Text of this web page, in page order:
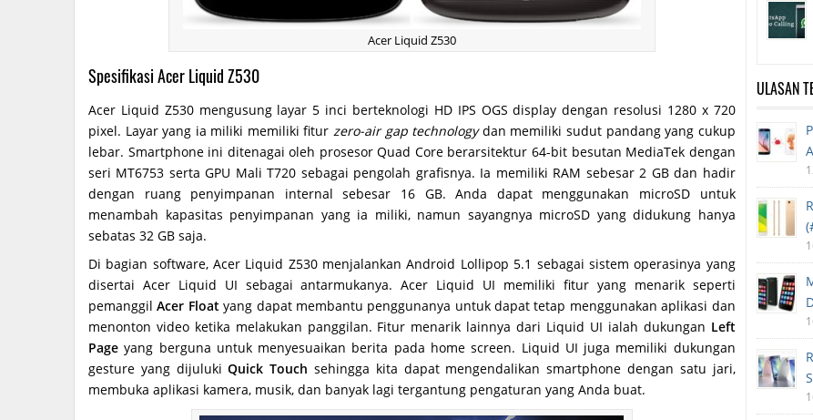
Acer Liquid Z530
Spesifikasi Acer Liquid Z530
Acer Liquid Z530 mengusung layar 5 inci berteknologi HD IPS OGS display dengan resolusi 1280 x 720
pixel. Layar yang ia miliki memiliki fiturzero-air gap technologydan memiliki sudut pandang yang cukup
lebar. Smartphone ini ditenagai oleh prosesor Quad Core berarsitektur 64-bit besutan MediaTek dengan
seri MT6753 serta GPU Mali T720 sebagai pengolah grafisnya. Ia memiliki RAM sebesar 2 GB dan hadir
dengan ruang penyimpanan internal sebesar 16 GB. Anda dapat menggunakan microSD untuk
menambah kapasitas penyimpanan yang ia miliki, namun sayangnya microSD yang didukung hanya
sebatas 32 GB saja.
Di bagian software, Acer Liquid Z530 menjalankan Android Lollipop 5.1 sebagai sistem operasinya yang
disertai Acer Liquid UI sebagai antarmukanya. Acer Liquid UI memiliki fitur yang menarik seperti
pemanggilAcer Floatyang dapat membantu penggunanya untuk dapat tetap menggunakan aplikasi dan
menonton video ketika melakukan panggilan. Fitur menarik lainnya dari Liquid UI ialah dukungan Left
Page yang berguna untuk menyesuaikan berita pada home screen. Liquid UI juga memiliki dukungan
gesture yang dijulukiQuick Touch sehingga kita dapat mengendalikan smartphone dengan satu jari,
membuka aplikasi kamera, musik, dan banyak lagi tergantung pengaturan yang Anda buat.
ULASAN